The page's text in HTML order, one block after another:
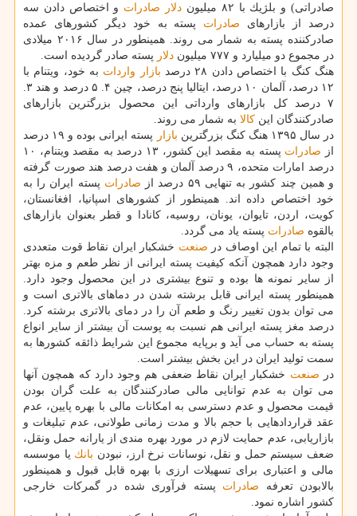
صادراتی) و بلژیك با ۸۲ میلیون
دلار صادرات و اختصاص دادن سه
درصد از بازارهای صادرات پسته به خود دیگر كشورهای عمده
صادركننده پسته به شمار می روند. همینطور در سال ۲۰۱۶ میلادی
در مجموع دو میلیارد و ۷۷۷ میلیون
دلار پسته صادر گردیده است.
هنگ كنگ با اختصاص دادن ۲۸ درصد
بازار واردات به خود، ویتنام با
۷ درصد كل بازارهای وارداتی این محصول بزرگترین بازارهای
صادركنندگان این كالا به شمار می روند.
در سال ۱۳۹۵ هنگ كنگ بزرگترین
بازار
پسته ایرانی بوده و ۱۹ درصد
از صادرات
پسته به مقصد این كشور، ۱۳ درصد به مقصد ویتنام، ۱۰
درصد امارات متحده، ۹ درصد آلمان و هفت درصد هند صورت گرفته
و همین چند كشور به تنهایی ۵۹ درصد از
صادرات پسته ایران را به
خود اختصاص داده اند. همینطور از كشورهای اسپانیا، افغانستان،
كویت، اردن، تایوان، یونان، روسیه، كانادا و قطر بعنوان بازارهای
بالقوه صادرات پسته یاد می گردد.
البته با تمام این اوصاف در صنعت خشكبار ایران نقاط قوت متعددی
وجود دارد همچون آنكه كیفیت پسته ایرانی از نظر طعم و مزه بهتر
از سایر نمونه ها بوده و تنوع بیشتری در این محصول وجود دارد.
همینطور پسته ایرانی قابل برشته شدن در دماهای بالاتری است و
می توان بدون تغییر رنگ و طعم آن را در دمای بالاتری برشته كرد.
درصد مغز پسته ایرانی هم نسبت به پوست آن بیشتر از سایر انواع
پسته به حساب می آید و برپایه مجموع این شرایط ذائقه كشورها به
سمت تولید ایران در این بخش بیشتر است.
در صنعت خشكبار ایران نقاط ضعفی هم وجود دارد كه همچون آنها
می توان به عدم توانایی مالی صادركنندگان به علت گران بودن
قیمت محصول و عدم دسترسی به امكانات مالی با بهره پایین، عدم
عقد قراردادهایی با حجم بالا و مدت زمانی طولانی، عدم تبلیغات و
بازاریابی، عدم حمایت لازم در مورد بهره مندی از یارانه حمل ونقل،
ضعف سیستم حمل و نقل، نوسانات نرخ ارز، نبودن بانك یا موسسه
مالی و اعتباری برای تسهیلات ارزی با بهره قابل قبول و همینطور
بالابودن تعرفه صادرات پسته فرآوری شده در گمركات خارجی
كشور اشاره نمود.